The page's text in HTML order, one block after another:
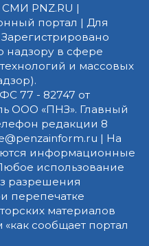
PNZ.RU |
портал | Для
надзору в сфере
и массовых
77 - 82747 от
ООО «ПНЗ». Главный
редакции 8
| На
информационные
использование
разрешения
перепечатке
материалов
сообщает портал